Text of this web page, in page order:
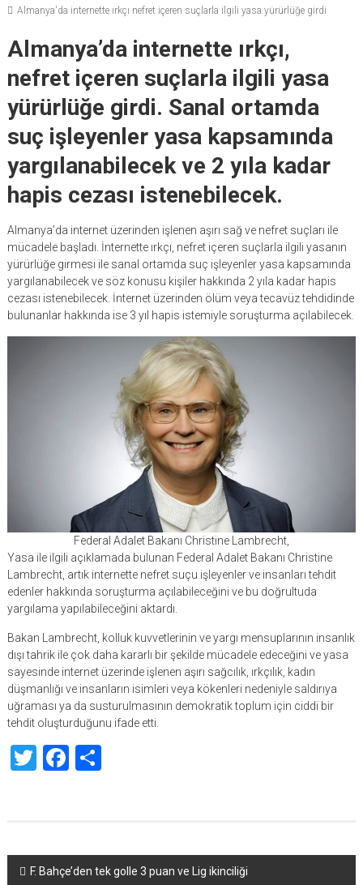
Almanya'da internette ırkçı nefret içeren suçlarla ilgili yasa yürürlüğe girdi
Almanya’da internette ırkçı,
nefret içeren suçlarla ilgili yasa
yürürlüğe girdi. Sanal ortamda
suç işleyenler yasa kapsamında
yargılanabilecek ve 2 yıla kadar
hapis cezası istenebilecek.
Almanya’da internet üzerinden işlenen aşırı sağ ve nefret suçları ile
mücadele başladı. İnternette ırkçı, nefret içeren suçlarla ilgili yasanın
yürürlüğe girmesi ile sanal ortamda suç işleyenler yasa kapsamında
yargılanabilecek ve söz konusu kişiler hakkında 2 yıla kadar hapis
cezası istenebilecek. İnternet üzerinden ölüm veya tecavüz tehdidinde
bulunanlar hakkında ise 3 yıl hapis istemiyle soruşturma açılabilecek.
Federal Adalet Bakanı Christine Lambrecht,
Yasa ile ilgili açıklamada bulunan Federal Adalet Bakanı Christine
Lambrecht, artık internette nefret suçu işleyenler ve insanları tehdit
edenler hakkında soruşturma açılabileceğini ve bu doğrultuda
yargılama yapılabileceğini aktardı.
Bakan Lambrecht, kolluk kuvvetlerinin ve yargı mensuplarının insanlık
dışı tahrik ile çok daha kararlı bir şekilde mücadele edeceğini ve yasa
sayesinde internet üzerinde işlenen aşırı sağcılık, ırkçılık, kadın
düşmanlığı ve insanların isimleri veya kökenleri nedeniyle saldırıya
uğraması ya da susturulmasının demokratik toplum için ciddi bir
tehdit oluşturduğunu ifade etti.
TwitterFacebook
Share
Yazı
F. Bahçe’den tek golle 3 puan ve Lig ikinciliği